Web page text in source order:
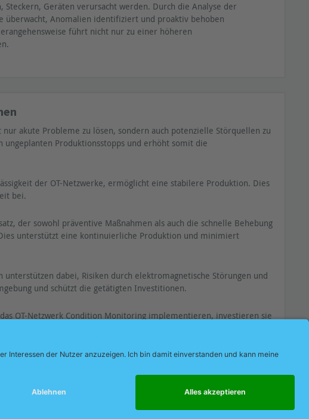
Geräten verursacht werden. Durch die Analyse der
überwacht, Anomalien identifiziert und proaktiv behoben
führt nicht nur zu einer höheren
nur akute Probleme zu lösen, sondern auch potenzielle Störquellen zu
Produktionsstopps und erhöht somit die
der OT-Netzwerke, ermöglicht eine stabilere Produktion. Dies
bei.
der sowohl präventive Maßnahmen als auch die schnelle Behebung
unterstützt eine kontinuierliche Produktion und minimiert
unterstützen dabei, Risiken durch elektromagnetische Störungen und
und schützt die getätigten Investitionen.
OT-Netzwerk Condition Monitoring implementieren, investieren sie